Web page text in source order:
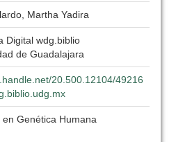
Martha Yadira
Digital wdg.biblio
de Guadalajara
20.500.12104/49216
Genética Humana